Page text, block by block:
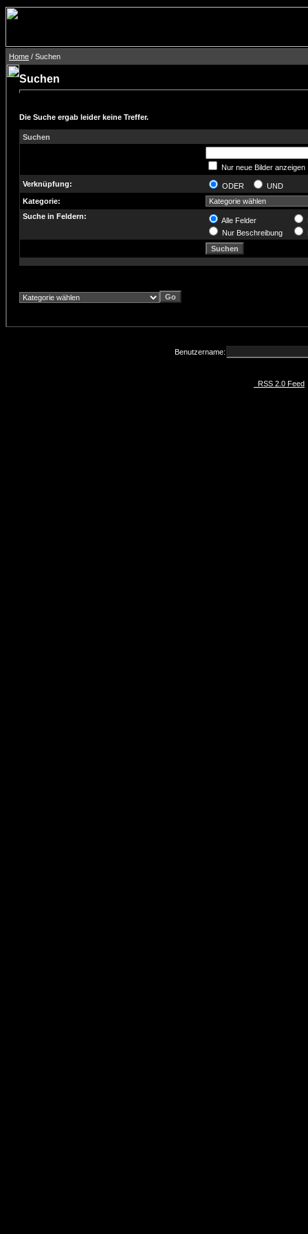
Home / Suchen
Suchen
Die Suche ergab leider keine Treffer.
Suchen
Nur neue Bilder anzeigen
Verknüpfung:
ODER
UND
Kategorie:
Suche in Feldern:
Alle Felder
Nur Beschreibung
Benutzername:
RSS 2.0 Feed